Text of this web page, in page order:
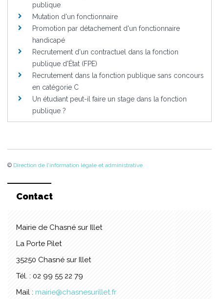
publique
Mutation d'un fonctionnaire
Promotion par détachement d'un fonctionnaire
handicapé
Recrutement d'un contractuel dans la fonction
publique d'État (FPE)
Recrutement dans la fonction publique sans concours
en catégorie C
Un étudiant peut-il faire un stage dans la fonction
publique ?
© Direction de l'information légale et administrative
Contact
Mairie de Chasné sur Illet
La Porte Pilet
35250 Chasné sur Illet
Tél. : 02 99 55 22 79
Mail : mairie@chasnesurillet.fr